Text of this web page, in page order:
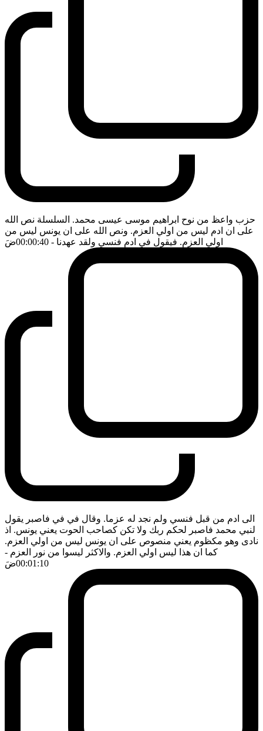
حزب واعظ من نوح ابراهيم موسى عيسى محمد. السلسلة نص الله
على ان ادم ليس من اولي العزم. ونص الله على ان يونس ليس من
اولي العزم. فيقول في ادم فنسي ولقد عهدنا - 00:00:40 ضَ
الى ادم من قبل فنسي ولم نجد له عزما. وقال في في فاصبر يقول
لنبي محمد فاصبر لحكم ربك ولا تكن كصاحب الحوت يعني يونس. اذ
نادى وهو مكظوم يعني منصوص على ان يونس ليس من اولي العزم.
كما ان هذا ليس اولي العزم. والاكثر ليسوا من نور العزم -
00:01:10ضَ